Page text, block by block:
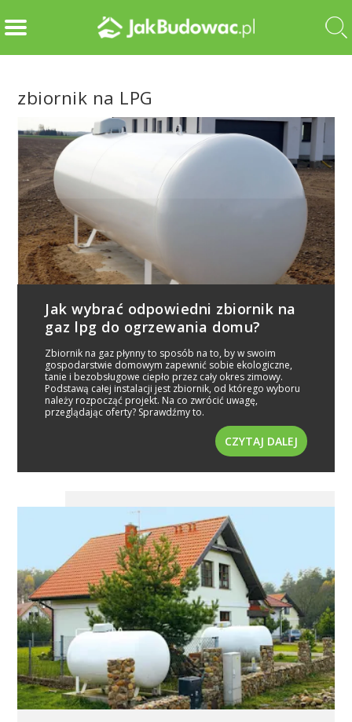
zbiornik na LPG
Jak wybrać odpowiedni zbiornik na
gaz lpg do ogrzewania domu?
Zbiornik na gaz płynny to sposób na to, by w swoim
gospodarstwie domowym zapewnić sobie ekologiczne,
tanie i bezobsługowe ciepło przez cały okres zimowy.
Podstawą całej instalacji jest zbiornik, od którego wyboru
należy rozpocząć projekt. Na co zwrócić uwagę,
przeglądając oferty? Sprawdźmy to.
CZYTAJ DALEJ